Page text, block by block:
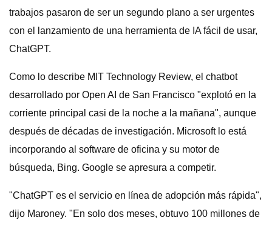
trabajos pasaron de ser un segundo plano a ser urgentes
con el lanzamiento de una herramienta de IA fácil de usar,
ChatGPT.
Como lo describe MIT Technology Review, el chatbot
desarrollado por Open AI de San Francisco "explotó en la
corriente principal casi de la noche a la mañana", aunque
después de décadas de investigación. Microsoft lo está
incorporando al software de oficina y su motor de
búsqueda, Bing. Google se apresura a competir.
"ChatGPT es el servicio en línea de adopción más rápida",
dijo Maroney. "En solo dos meses, obtuvo 100 millones de